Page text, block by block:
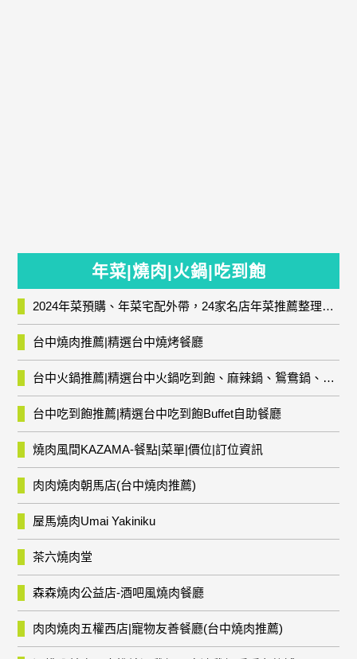
年菜|燒肉|火鍋|吃到飽
2024年菜預購、年菜宅配外帶，24家名店年菜推薦整理，圍爐輕鬆上菜團圓趣
台中燒肉推薦|精選台中燒烤餐廳
台中火鍋推薦|精選台中火鍋吃到飽、麻辣鍋、鴛鴦鍋、石頭火鍋、酸菜白肉鍋、海鮮鍋、燒酒雞、麻油雞、壽喜燒等熱門人氣火鍋店!
台中吃到飽推薦|精選台中吃到飽Buffet自助餐廳
燒肉風間KAZAMA-餐點|菜單|價位|訂位資訊
肉肉燒肉朝馬店(台中燒肉推薦)
屋馬燒肉Umai Yakiniku
茶六燒肉堂
森森燒肉公益店-酒吧風燒肉餐廳
肉肉燒肉五權西店|寵物友善餐廳(台中燒肉推薦)